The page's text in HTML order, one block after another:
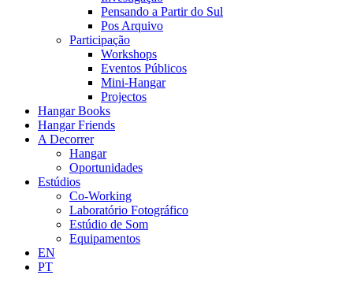
Pensando a Partir do Sul
Pos Arquivo
Participação
Workshops
Eventos Públicos
Mini-Hangar
Projectos
Hangar Books
Hangar Friends
A Decorrer
Hangar
Oportunidades
Estúdios
Co-Working
Laboratório Fotográfico
Estúdio de Som
Equipamentos
EN
PT